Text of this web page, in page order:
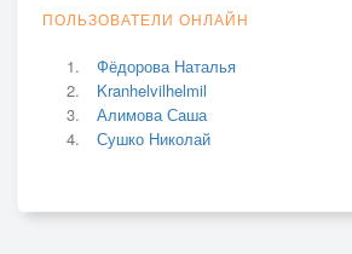
ПОЛЬЗОВАТЕЛИ ОНЛАЙН
Фёдорова Наталья
Kranhelvilhelmil
Алимова Саша
Сушко Николай